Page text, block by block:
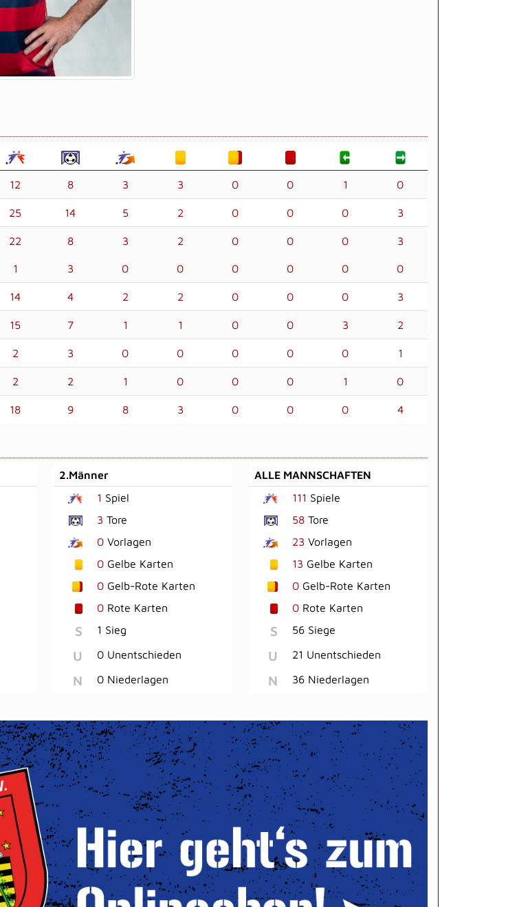
12 8 3 3 0 0 1 0
25 14 5 2 0 0 0 3
22 8 3 2 0 0 0 3
1 3 0 0 0 0 0 0
14 4 2 2 0 0 0 3
15 7 1 1 0 0 3 2
2 3 0 0 0 0 0 1
2 2 1 0 0 0 1 0
18 9 8 3 0 0 0 4
2.Männer
1 Spiel
3 Tore
0Vorlagen
0Gelbe Karten
0Gelb-Rote Karten
0Rote Karten
S 1 Sieg
U 0 Unentschieden
N 0 Niederlagen
ALLE MANNSCHAFTEN
111 Spiele
58Tore
23 Vorlagen
13 Gelbe Karten
0Gelb-Rote Karten
0Rote Karten
S 56 Siege
U 21 Unentschieden
N 36 Niederlagen